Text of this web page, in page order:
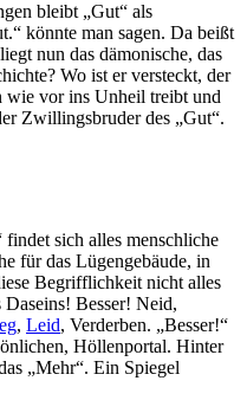
bleibt „Gut“ als
könnte man sagen. Da beißt
nun das dämonische, das
Wo ist er versteckt, der
wie vor ins Unheil treibt und
Zwillingsbruder des „Gut“.
sich alles menschliche
für das Lügengebäude, in
Begrifflichkeit nicht alles
Besser! Neid,
, Leid, Verderben. „Besser!“
Höllenportal. Hinter
„Mehr“. Ein Spiegel